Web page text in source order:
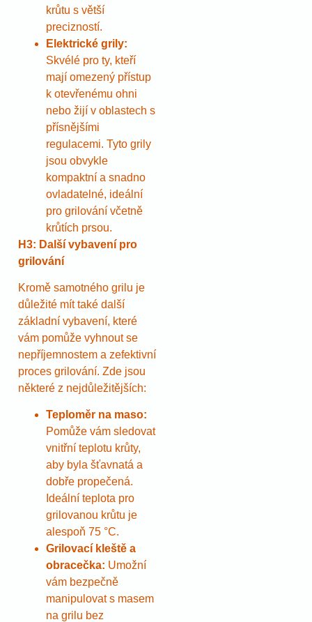
krůtu s větší
precizností.
Elektrické grily:
Skvélé pro ty, kteří
mají omezený přístup
k otevřenému ohni
nebo žijí v oblastech s
přísnějšími
regulacemi. Tyto grily
jsou obvykle
kompaktní a snadno
ovladatelné, ideální
pro grilování včetně
krůtích prsou.
H3: Další vybavení pro
grilování
Kromě samotného grilu je
důležité mít také další
základní vybavení, které
vám pomůže vyhnout se
nepříjemnostem a zefektivní
proces grilování. Zde jsou
některé z nejdůležitějších:
Teploměr na maso:
Pomůže vám sledovat
vnitřní teplotu krůty,
aby byla šťavnatá a
dobře propečená.
Ideální teplota pro
grilovanou krůtu je
alespoň 75 °C.
Grilovací kleště a
obracečka: Umožní
vám bezpečně
manipulovat s masem
na grilu bez